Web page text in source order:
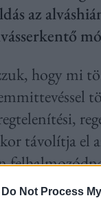
Do Not Process
az
hogy mi
távolítja el
a